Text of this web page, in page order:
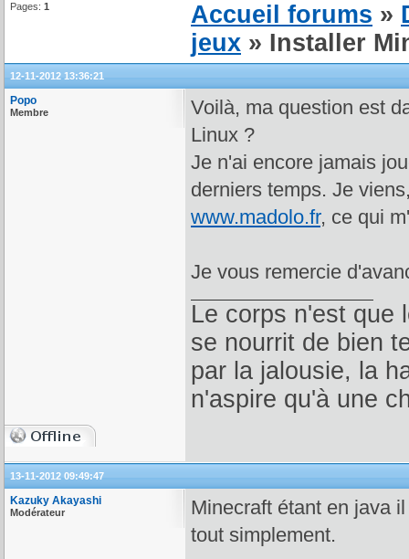
Pages: 1 Accueil forums »
jeux » Installer
12-11-2012 13:36:21
Popo
Membre
Voilà, ma question est
Linux ?
Je n'ai encore jamais
derniers temps. Je
www.madolo.fr, ce qui
Je vous remercie
Le corps n'est que
se nourrit de bien
par la jalousie, la
n'aspire qu'à une
13-11-2012 09:49:47
Kazuky Akayashi
Modérateur
Minecraft étant en java
tout simplement.